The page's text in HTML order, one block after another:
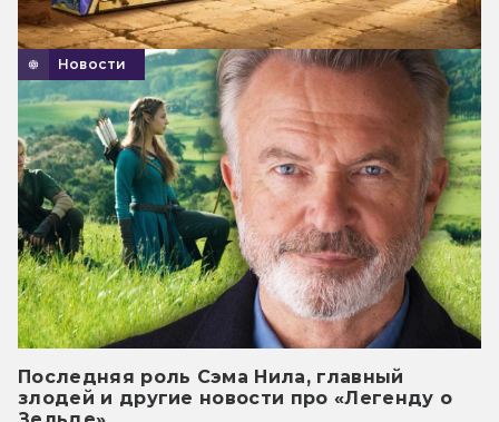
Новости
Последняя роль Сэма Нила, главный
злодей и другие новости про «Легенду о